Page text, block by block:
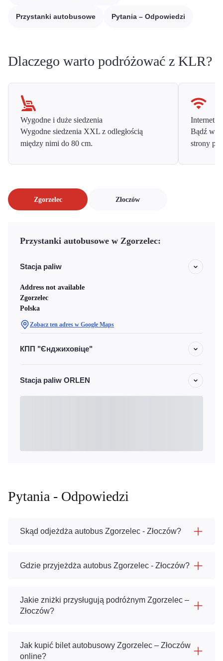
Przystanki autobusowe Pytania – Odpowiedzi
Dlaczego warto podróżować z KLR?
Wygodne i duże siedzenia
Wygodne siedzenia XXL z odległością
między nimi do 80 cm.
Internet
Bądź w
strony
Zgorzelec Złoczów
Przystanki autobusowe w Zgorzelec:
Stacja paliw
Address not available
Zgorzelec
Polska
Zobacz ten adres w Google Maps
КПП "Єнджиховіце"
Stacja paliw ORLEN
Pytania - Odpowiedzi
Skąd odjeżdża autobus Zgorzelec - Złoczów?
Gdzie przyjeżdża autobus Zgorzelec - Złoczów?
Jakie zniżki przysługują podróżnym Zgorzelec –
Złoczów?
Jak kupić bilet autobusowy Zgorzelec – Złoczów
online?